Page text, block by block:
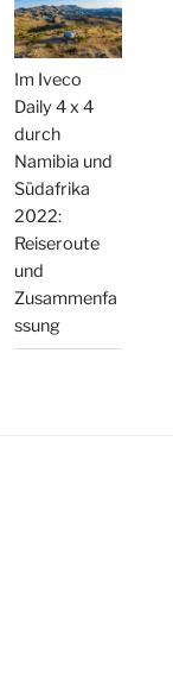
Im Iveco
Daily 4 x 4
durch
Namibia und
Südafrika
2022:
Reiseroute
und
Zusammenfa
ssung